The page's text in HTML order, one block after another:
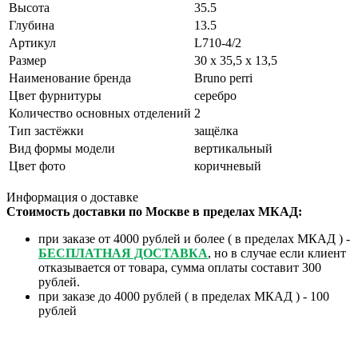
Высота
35.5
Глубина
13.5
Артикул
L710-4/2
Размер
30 x 35,5 x 13,5
Наименование бренда
Bruno perri
Цвет фурнитуры
серебро
Количество основных отделений 2
Тип застёжки
защёлка
Вид формы модели
вертикальный
Цвет фото
коричневый
Информация о доставке
Стоимость доставки по Москве в пределах МКАД:
при заказе от 4000 рублей и более ( в пределах МКАД ) -
БЕСПЛАТНАЯ ДОСТАВКА, но в случае если клиент
отказывается от товара, сумма оплаты составит 300
рублей.
при заказе до 4000 рублей ( в пределах МКАД ) - 100
рублей